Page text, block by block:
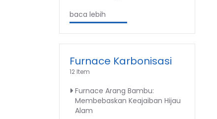
baca lebih
Furnace Karbonisasi
12 Item
Furnace Arang Bambu:
Membebaskan Keajaiban Hijau
Alam